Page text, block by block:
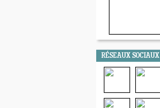
RÉSEAUX SOCIAUX